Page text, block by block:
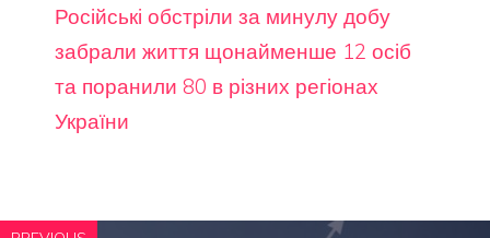
Російські обстріли за минулу добу
забрали життя щонайменше 12 осіб
та поранили 80 в різних регіонах
України